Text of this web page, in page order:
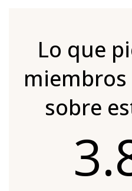
Lo que
miembros
sobre